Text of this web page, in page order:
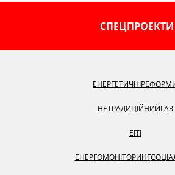
СПЕЦПРОЕКТИ
ЕНЕРГЕТИЧНІ
НЕТРАДИЦІЙНИЙГАЗ
EITI
ЕНЕРГОМОНІТОРИНГ